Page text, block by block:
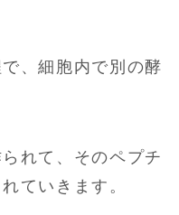
、細胞内で別の酵
れて、そのペプチ
ていきます。